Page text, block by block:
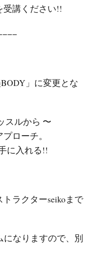
受講ください!!
」に変更とな
スルから 〜
ローチ。
に入れる!!
ラクターseikoまで
なりますので、別